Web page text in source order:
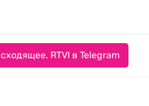
RTVI в Telegram